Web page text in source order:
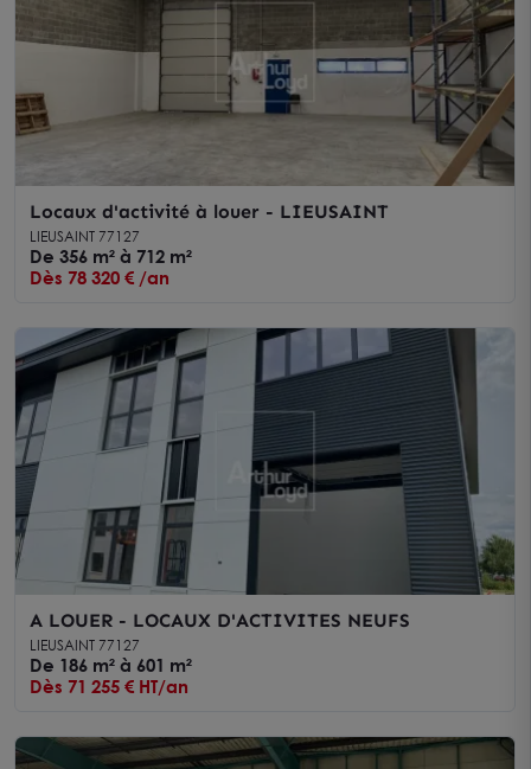
Locaux d'activité à louer - LIEUSAINT
LIEUSAINT 77127
De 356 m² à 712 m²
Dès 78 320 € /an
A LOUER - LOCAUX D'ACTIVITES NEUFS
LIEUSAINT 77127
De 186 m² à 601 m²
Dès 71 255 € HT/an